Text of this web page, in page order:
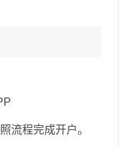
流程完成开户。